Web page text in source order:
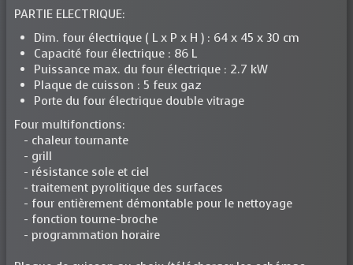
PARTIE ELECTRIQUE:
Dim. four électrique ( L x P x H ) : 64 x 45 x 30 cm
Capacité four électrique : 86 L
Puissance max. du four électrique : 2.7 kW
Plaque de cuisson : 5 feux gaz
Porte du four électrique double vitrage
Four multifonctions:
- chaleur tournante
- grill
- résistance sole et ciel
- traitement pyrolitique des surfaces
- four entièrement démontable pour le nettoyage
- fonction tourne-broche
- programmation horaire